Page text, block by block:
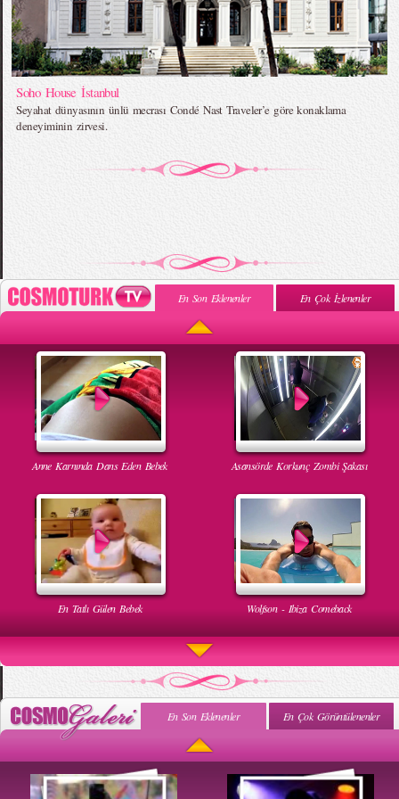
Soho House İstanbul
Seyahat dünyasının ünlü mecrası Condé Nast Traveler’e göre konaklama
deneyiminin zirvesi.
En Son Eklenenler En Çok İzlenenler
Anne Karnında Dans Eden Bebek Asansörde Korkunç Zombi Şakası
En Tatlı Gülen Bebek Wolfson - Ibiza Comeback
Uyuyan Bebeğe Gangnam Dinletilirse Ne Olur
En Son Eklenenler En Çok Görüntülenenler